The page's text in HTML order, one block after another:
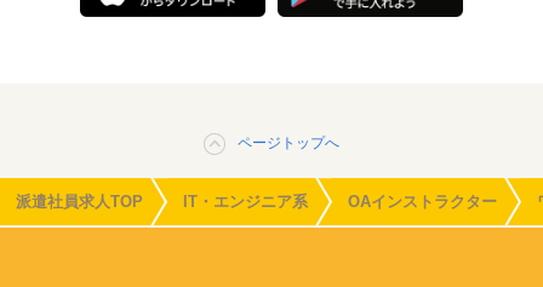
ページトップへ
派遣社員求人TOP IT・エンジニア系 OAインストラクター